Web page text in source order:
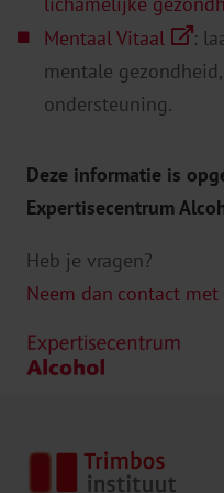
Deze informatie is
Expertisecentrum
Heb je vragen?
Neem dan contact met
Mentaal Vitaal
:
mentale
ondersteuning.